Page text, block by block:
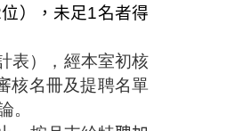
位），未足1名者得
表），經本室初核
核名冊及提聘名單
。